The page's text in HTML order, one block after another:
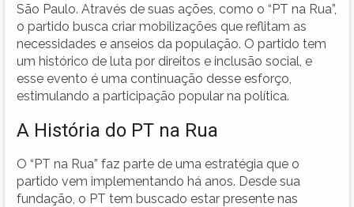
São Paulo. Através de suas ações, como o “PT na Rua”,
o partido busca criar mobilizações que reflitam as
necessidades e anseios da população. O partido tem
um histórico de luta por direitos e inclusão social, e
esse evento é uma continuação desse esforço,
estimulando a participação popular na política.
A História do PT na Rua
O “PT na Rua” faz parte de uma estratégia que o
partido vem implementando há anos. Desde sua
fundação, o PT tem buscado estar presente nas